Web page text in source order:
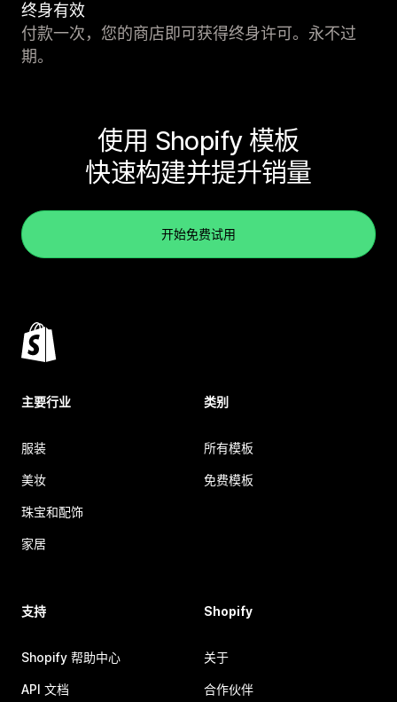
终身有效
付款一次，您的商店即可获得终身许可。永不过
期。
使用 Shopify 模板
快速构建并提升销量
开始免费试用
主要行业
服装
美妆
珠宝和配饰
家居
类别
所有模板
免费模板
支持
Shopify 帮助中心
API 文档
Shopify
关于
合作伙伴